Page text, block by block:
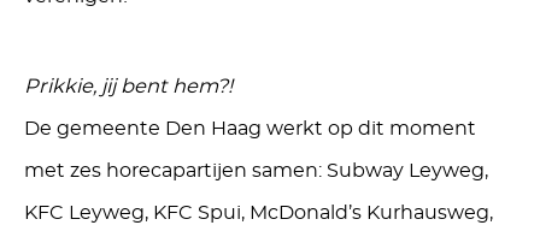
Prikkie, jij bent hem?!
De gemeente Den Haag werkt op dit moment
met zes horecapartijen samen: Subway Leyweg,
KFC Leyweg, KFC Spui, McDonald’s Kurhausweg,